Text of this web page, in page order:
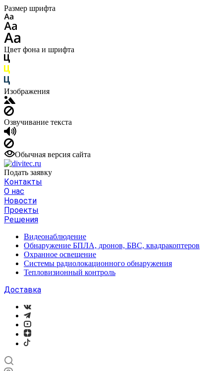
Размер шрифта
Цвет фона и шрифта
Изображения
Озвучивание текста
Обычная версия сайта
Подать заявку
Контакты
О нас
Новости
Проекты
Решения
Видеонаблюдение
Обнаружение БПЛА, дронов, БВС, квадракоптеров
Охранное освещение
Системы радиолокационного обнаружения
Тепловизионный контроль
Доставка